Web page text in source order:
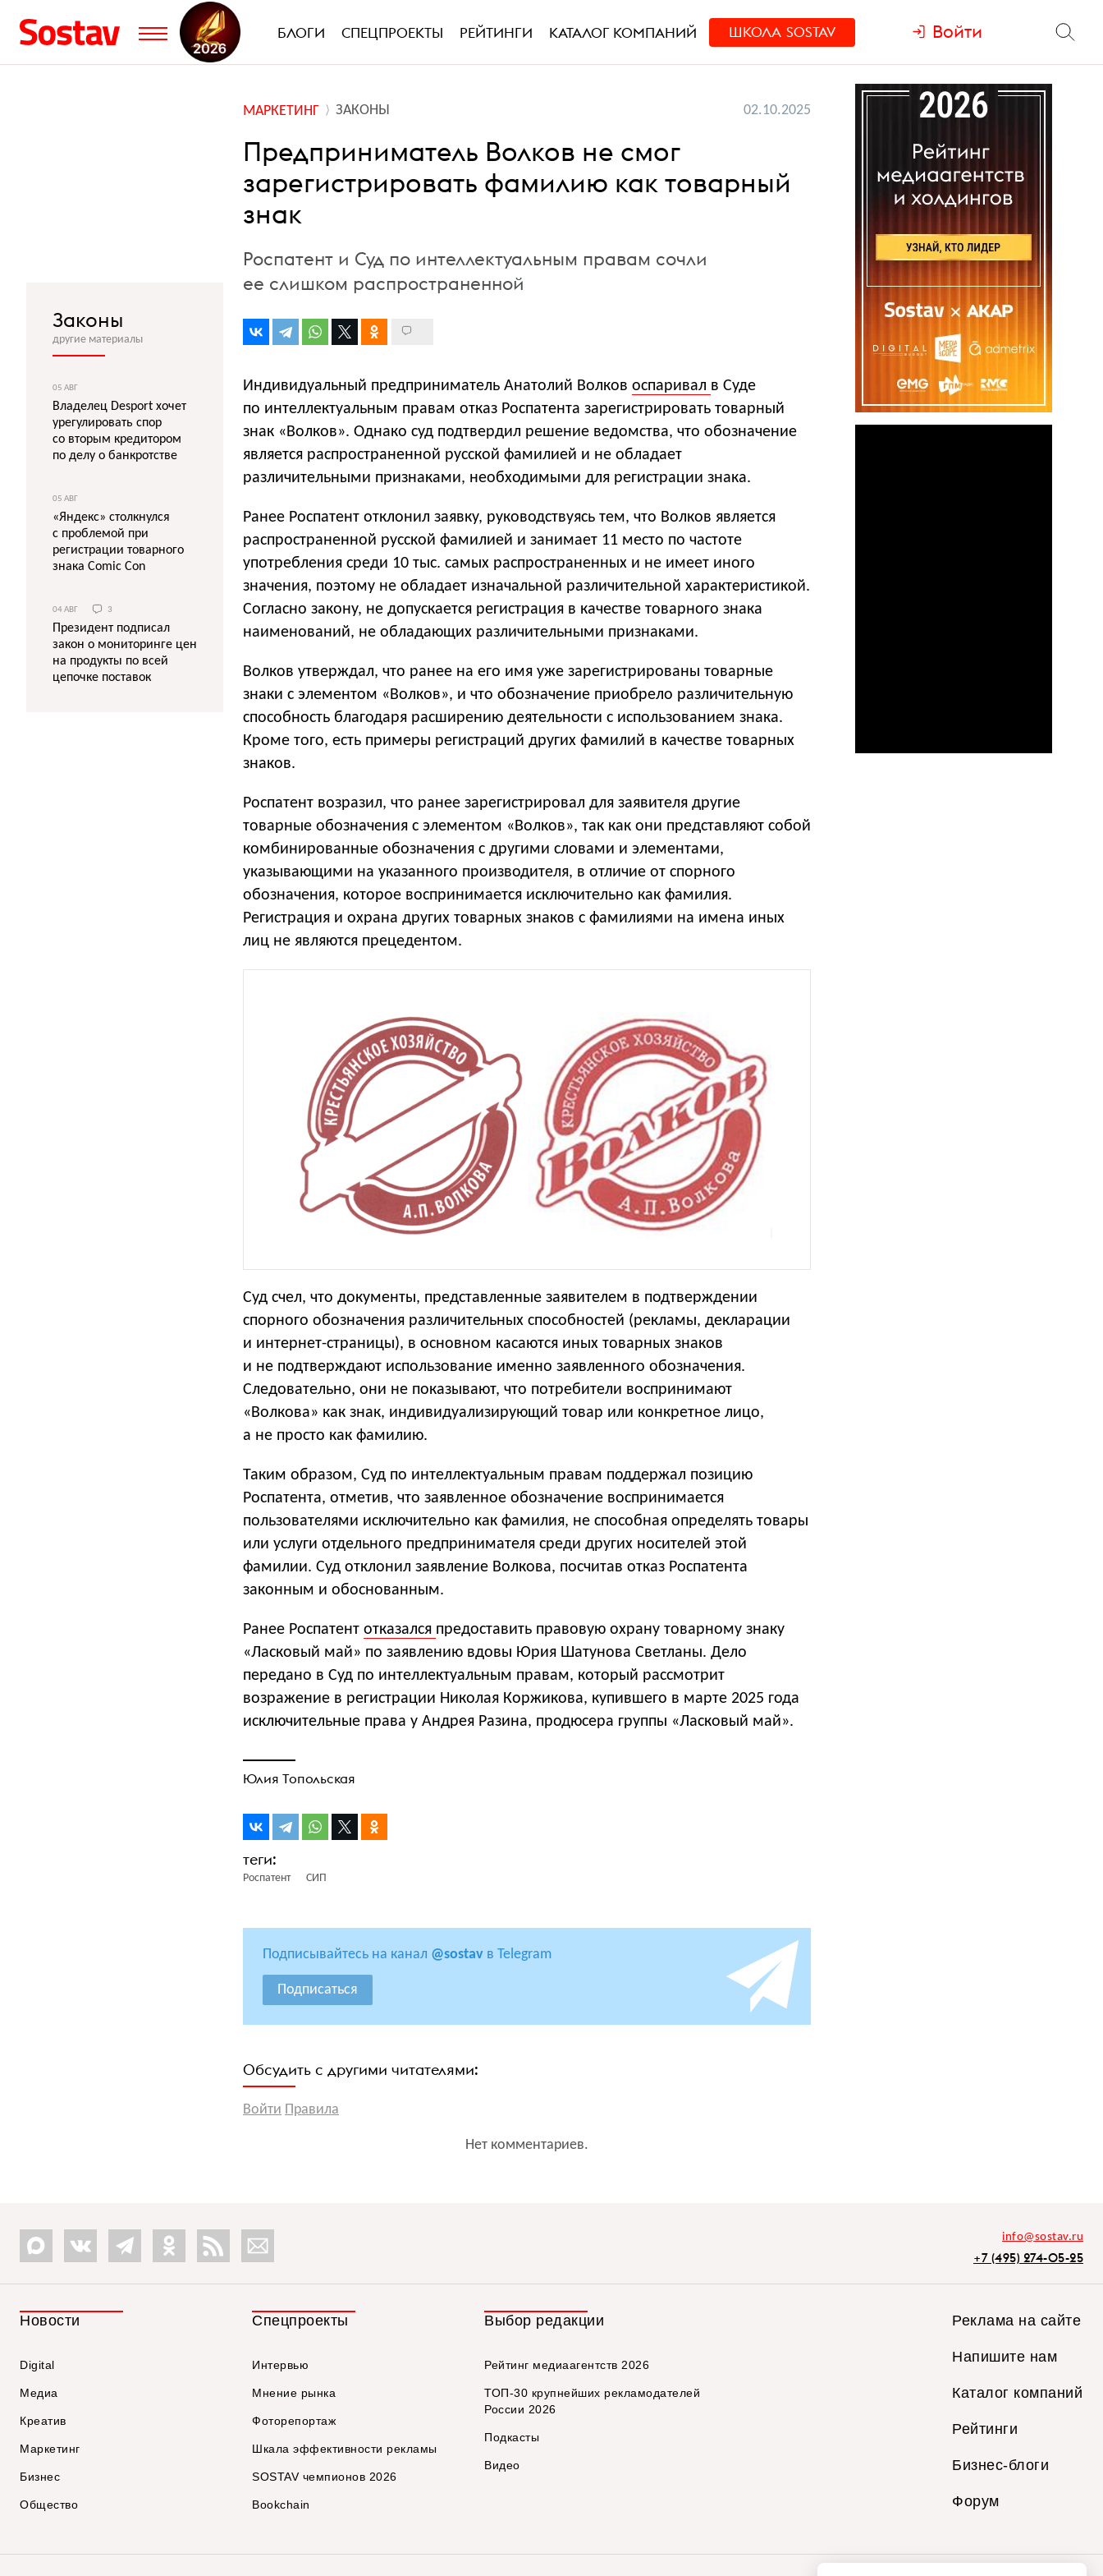
БЛОГИ СПЕЦПРОЕКТЫ РЕЙТИНГИ КАТАЛОГ КОМПАНИЙ ШКОЛА SOSTAV Войти
МАРКЕТИНГ ЗАКОНЫ 02.10.2025
Предприниматель Волков не смог
зарегистрировать фамилию как товарный
знак
Роспатент и Суд по интеллектуальным правам сочли
ее слишком распространенной
Индивидуальный предприниматель Анатолий Волков оспаривал в Суде
по интеллектуальным правам отказ Роспатента зарегистрировать товарный
знак «Волков». Однако суд подтвердил решение ведомства, что обозначение
является распространенной русской фамилией и не обладает
различительными признаками, необходимыми для регистрации знака.
Ранее Роспатент отклонил заявку, руководствуясь тем, что Волков является
распространенной русской фамилией и занимает 11 место по частоте
употребления среди 10 тыс. самых распространенных и не имеет иного
значения, поэтому не обладает изначальной различительной характеристикой.
Согласно закону, не допускается регистрация в качестве товарного знака
наименований, не обладающих различительными признаками.
Волков утверждал, что ранее на его имя уже зарегистрированы товарные
знаки с элементом «Волков», и что обозначение приобрело различительную
способность благодаря расширению деятельности с использованием знака.
Кроме того, есть примеры регистраций других фамилий в качестве товарных
знаков.
Роспатент возразил, что ранее зарегистрировал для заявителя другие
товарные обозначения с элементом «Волков», так как они представляют собой
комбинированные обозначения с другими словами и элементами,
указывающими на указанного производителя, в отличие от спорного
обозначения, которое воспринимается исключительно как фамилия.
Регистрация и охрана других товарных знаков с фамилиями на имена иных
лиц не являются прецедентом.
Суд счел, что документы, представленные заявителем в подтверждении
спорного обозначения различительных способностей (рекламы, декларации
и интернет-страницы), в основном касаются иных товарных знаков
и не подтверждают использование именно заявленного обозначения.
Следовательно, они не показывают, что потребители воспринимают
«Волкова» как знак, индивидуализирующий товар или конкретное лицо,
а не просто как фамилию.
Таким образом, Суд по интеллектуальным правам поддержал позицию
Роспатента, отметив, что заявленное обозначение воспринимается
пользователями исключительно как фамилия, не способная определять товары
или услуги отдельного предпринимателя среди других носителей этой
фамилии. Суд отклонил заявление Волкова, посчитав отказ Роспатента
законным и обоснованным.
Ранее Роспатент отказался предоставить правовую охрану товарному знаку
«Ласковый май» по заявлению вдовы Юрия Шатунова Светланы. Дело
передано в Суд по интеллектуальным правам, который рассмотрит
возражение в регистрации Николая Коржикова, купившего в марте 2025 года
исключительные права у Андрея Разина, продюсера группы «Ласковый май».
Юлия Топольская
Роспатент СИП
Подписывайтесь на канал @sostav в Telegram
Подписаться
Обсудить с другими читателями:
Войти Правила
Нет комментариев.
Законы
другие материалы
05 АВГ
Владелец Desport хочет
урегулировать спор
со вторым кредитором
по делу о банкротстве
05 АВГ
«Яндекс» столкнулся
с проблемой при
регистрации товарного
знака Comic Con
04 АВГ 3
Президент подписал
закон о мониторинге цен
на продукты по всей
цепочке поставок
info@sostav.ru
+7 (495) 274-05-25
Новости
Digital
Медиа
Креатив
Маркетинг
Бизнес
Общество
Спецпроекты
Интервью
Мнение рынка
Фоторепортаж
Шкала эффективности рекламы
SOSTAV чемпионов 2026
Bookchain
Выбор редакции
Рейтинг медиаагентств 2026
ТОП-30 крупнейших рекламодателей
России 2026
Подкасты
Видео
Реклама на сайте
Напишите нам
Каталог компаний
Рейтинги
Бизнес-блоги
Форум